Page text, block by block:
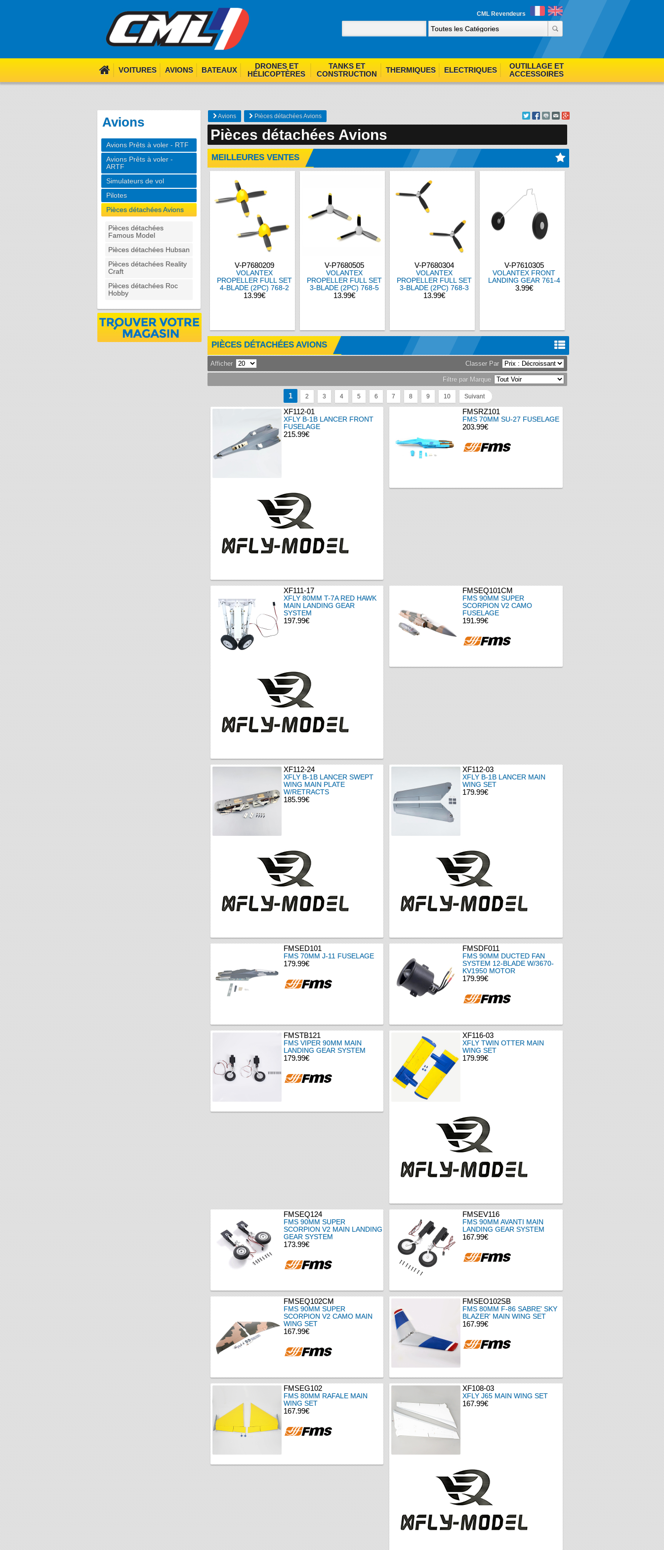
We use cookies. Nom nom nom. By browsing our site you agree to our use of cookies.
CML Revendeurs
VOITURES AVIONS BATEAUX
DRONES ET
HÉLICOPTÈRES
TANKS ET
CONSTRUCTION
THERMIQUES ELECTRIQUES
OUTILLAGE ET
ACCESSOIRES
Avions
Avions Prêts à voler - RTF
Avions Prêts à voler -
ARTF
Simulateurs de vol
Pilotes
Pièces détachées Avions
Pièces détachées
Famous Model
Pièces détachées Hubsan
Pièces détachées Reality
Craft
Pièces détachées Roc
Hobby
Avions Pièces détachées Avions
Pièces détachées Avions
MEILLEURES VENTES
V-P7680209
VOLANTEX
PROPELLER FULL SET
4-BLADE (2PC) 768-2
13.99€
V-P7680505
VOLANTEX
PROPELLER FULL SET
3-BLADE (2PC) 768-5
13.99€
V-P7680304
VOLANTEX
PROPELLER FULL SET
3-BLADE (2PC) 768-3
13.99€
V-P7610305
VOLANTEX FRONT
LANDING GEAR 761-4
3.99€
PIÈCES DÉTACHÉES AVIONS
Afficher Classer Par
Filtre par Marque
1 2 3 4 5 6 7 8 9 10 Suivant
XF112-01
XFLY B-1B LANCER FRONT
FUSELAGE
215.99€
FMSRZ101
FMS 70MM SU-27 FUSELAGE
203.99€
XF111-17
XFLY 80MM T-7A RED HAWK
MAIN LANDING GEAR
SYSTEM
197.99€
FMSEQ101CM
FMS 90MM SUPER
SCORPION V2 CAMO
FUSELAGE
191.99€
XF112-24
XFLY B-1B LANCER SWEPT
WING MAIN PLATE
W/RETRACTS
185.99€
XF112-03
XFLY B-1B LANCER MAIN
WING SET
179.99€
FMSED101
FMS 70MM J-11 FUSELAGE
179.99€
FMSDF011
FMS 90MM DUCTED FAN
SYSTEM 12-BLADE W/3670-
KV1950 MOTOR
179.99€
FMSTB121
FMS VIPER 90MM MAIN
LANDING GEAR SYSTEM
179.99€
XF116-03
XFLY TWIN OTTER MAIN
WING SET
179.99€
FMSEQ124
FMS 90MM SUPER
SCORPION V2 MAIN LANDING
GEAR SYSTEM
173.99€
FMSEV116
FMS 90MM AVANTI MAIN
LANDING GEAR SYSTEM
167.99€
FMSEQ102CM
FMS 90MM SUPER
SCORPION V2 CAMO MAIN
WING SET
167.99€
FMSEO102SB
FMS 80MM F-86 SABRE' SKY
BLAZER' MAIN WING SET
167.99€
FMSEG102
FMS 80MM RAFALE MAIN
WING SET
167.99€
XF108-03
XFLY J65 MAIN WING SET
167.99€